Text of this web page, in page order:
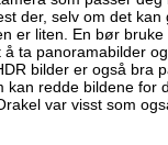
der, selv om det
er liten. En bør
å ta panoramabilder
bilder er også bra
kan redde bildene for
var visst som